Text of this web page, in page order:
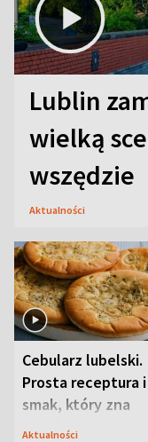
Lublin
wielką
wszędzie
Aktualności
Cebularz lubelski.
Prosta receptura i
smak, który zna
Lubelszczyzna
Aktualności